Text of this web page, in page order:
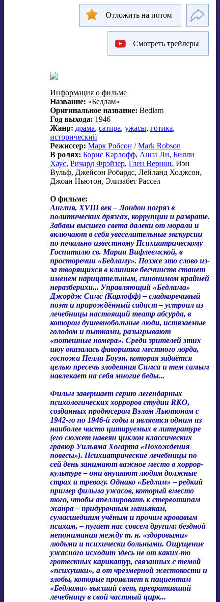
Отложить на потом
Смотреть трейлеры
Информация о фильме
Название: «Бедлам»
Оригинальное название: Bedlam
Год выхода: 1946
Жанр: драма, сатира, ужасы, готика,
исторический
Режиссер: Марк Робсон /Mark Robson
В ролях: Борис Карлофф, Анна Ли, Билли
Хаус, Ричард Фрэйзер, Глен Вернон, Иэн
Вульф, Джейсон Робардс, Лейланд Ходжсон,
Джоан Ньютон, Элизабет Рассел
О фильме:
Англия, XVIII век – Лондон погряз в
политических дрязгах, коррупции и разврате.
Забавы высшего света далеки от морали и
включают в себя увеселительные экскурсии
по печально известному Психиатрическому
Госпиталю св. Марии Вифлеемской, в
просторечии «Бедламу». Позже это слово из-
за творящихся в клинике бесчинств станет
именем нарицательным, синонимом крайней
неразберихи... Управляющий «Бедлама»
Джордж Симс (Карлофф) – сладкоречивый
поэт и прирождённый садист – устроил из
лечебницы настоящий театр абсурда, в
котором душевнобольные люди, истязаемые
голодом и пытками, разыгрывают
«потешные номера». Среди зрителей этих
шоу оказалась фаворитка местного лорда,
госпожа Нелли Боуэн, которая задаётся
целью пресечь злодеяния Симса и тем самым
навлекает на себя многие беды...
Фильм завершает серию легендарных
психологических хорроров студии RKO,
созданных продюсером Вэлом Льютоном с
1942-го по 1946-й годы и является одним из
наиболее часто цитируемых в литературе
(его сюжет навеян циклом классических
гравюр Уильяма Хогарта «Похождения
повесы»). Психиатрические лечебницы по
сей день занимают важное место в хоррор-
культуре – они внушают людям должные
страх и тревогу. Однако «Бедлам» – редкий
пример фильма ужасов, который вместо
того, чтобы апеллировать к стереотипам
жанра – придурочным маньякам,
сумасшедшим учёным и прочим кровавым
психам, – пугает нас совсем другим: бездной
непонимания между т. н. «здоровыми»
людьми и психически больными. Ощущение
ужасного исходит здесь не от каких-то
гротескных карикатур, связанных с темой
«психушки», а от чрезмерной жестокости и
злобы, которые проявляет к пациентам
«Бедлама» высший свет, превративший
лечебницу в свой частный цирк...